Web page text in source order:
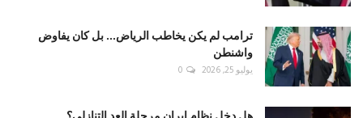
ترامب لم يكن يخاطب الرياض... بل كان يفاوض
واشنطن
يوليو 25, 2026 0
هل دخل نظام إيران مرحلة العد التنازلي؟